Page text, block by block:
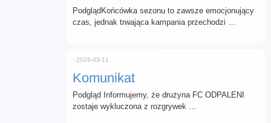
PodglądKońcówka sezonu to zawsze emocjonujący
czas, jednak trwająca kampania przechodzi …
Komunikat
⋅ 2026-03-11
Podgląd Informujemy, że drużyna FC ODPALENI
zostaje wykluczona z rozgrywek …